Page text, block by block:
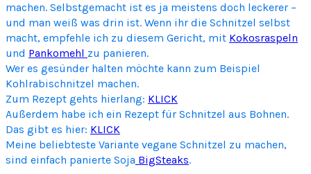
n
i
z
l
i
t
A
machen. Selbstgemacht ist es ja meistens doch leckerer –
und man weiß was drin ist. Wenn ihr die Schnitzel selbst
macht, empfehle ich zu diesem Gericht, mit Kokosraspeln
und Pankomehl zu panieren.
Wer es gesünder halten möchte kann zum Beispiel
Kohlrabischnitzel machen.
Zum Rezept gehts hierlang: KLICK
Außerdem habe ich ein Rezept für Schnitzel aus Bohnen.
Das gibt es hier: KLICK
Meine beliebteste Variante vegane Schnitzel zu machen,
sind einfach panierte Soja BigSteaks.